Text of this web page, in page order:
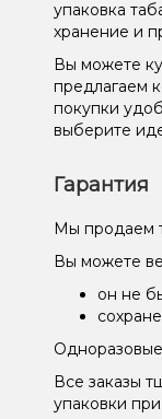
упаковка
хранение и
Вы можете
предлагаем
покупки
выберите
Гарантия
Мы продаем
Вы можете
он не
Все заказы
упаковки